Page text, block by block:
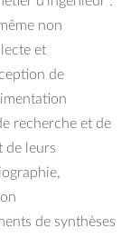
non
et
de
recherche et de
de leurs
de synthèses